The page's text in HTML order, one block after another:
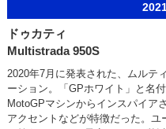
ドゥカティ
Multistrada 950S
2020年7月に発表された、ムルテ
ーション。「GPホワイト」と名
MotoGPマシンからインスパイア
アクセントなどが特徴だった。